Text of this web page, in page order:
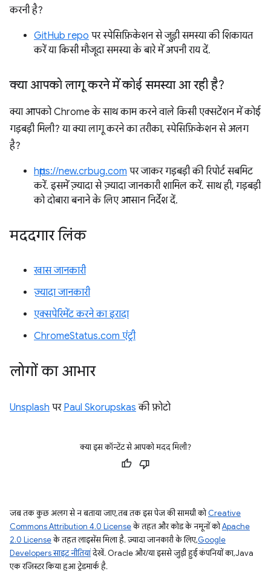
करनी है?
GitHub repo पर स्पेसिफ़िकेशन से जुड़ी समस्या की शिकायत
करें या किसी मौजूदा समस्या के बारे में अपनी राय दें.
क्या आपको लागू करने में कोई समस्या आ रही है?
क्या आपको Chrome के साथ काम करने वाले किसी एक्सटेंशन में कोई
गड़बड़ी मिली? या क्या लागू करने का तरीका, स्पेसिफ़िकेशन से अलग
है?
https://new.crbug.com पर जाकर गड़बड़ी की रिपोर्ट सबमिट
करें. इसमें ज़्यादा से ज़्यादा जानकारी शामिल करें. साथ ही, गड़बड़ी
को दोबारा बनाने के लिए आसान निर्देश दें.
मददगार लिंक
खास जानकारी
ज़्यादा जानकारी
एक्सपेरिमेंट करने का इरादा
ChromeStatus.com एंट्री
लोगों का आभार
Unsplash पर Paul Skorupskas की फ़ोटो
क्या इस कॉन्टेंट से आपको मदद मिली?
जब तक कुछ अलग से न बताया जाए, तब तक इस पेज की सामग्री कोCreative
Commons Attribution 4.0 Licenseके तहत और कोड के नमूनों कोApache
2.0 Licenseके तहत लाइसेंस मिला है. ज़्यादा जानकारी के लिए,Google
Developers साइट नीतियांदेखें. Oracle और/या इससे जुड़ी हुई कंपनियों का, Java
एक रजिस्टर किया हुआ ट्रेडमार्क है.